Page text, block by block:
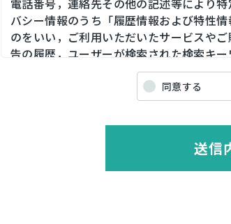
電話番号，連絡先その他の記述等により
バシー情報のうち「履歴情報および特性
のをいい，ご利用いただいたサービスや
告の履歴，ユーザーが検索された検索キ
境，郵便番号や性別，職業，年齢，ユー
末の個体識別情報などを指します。
第２条（プライバシー情報の収集
当社は，ユーザーが利用登録をする際に
ス，銀行口座番号，クレジットカード番
同意する
送信